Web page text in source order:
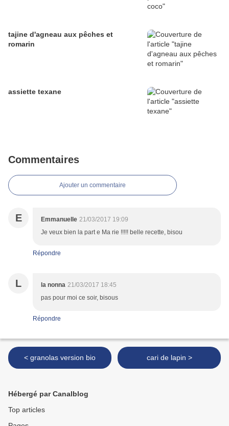
tajine d'agneau aux pêches et
romarin
assiette texane
Commentaires
Ajouter un commentaire
E Emmanuelle 21/03/2017 19:09
Je veux bien la part e Ma rie !!!!! belle recette, bisou
Répondre
L la nonna 21/03/2017 18:45
pas pour moi ce soir, bisous
Répondre
< granolas version bio cari de lapin >
Hébergé par Canalblog
Top articles